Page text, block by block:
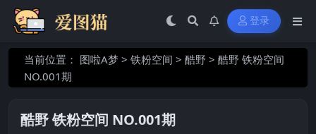
登录
当前位置： 图啦A梦 > 铁粉空间 > 酷野 > 酷野 铁粉空间
NO.001期
酷野 铁粉空间 NO.001期